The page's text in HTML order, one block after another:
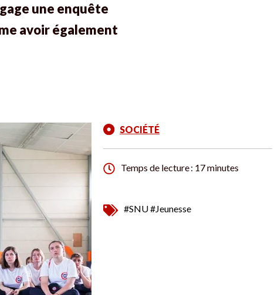
une enquête
avoir également
SOCIÉTÉ
Temps de lecture : 17 minutes
#SNU#Jeunesse